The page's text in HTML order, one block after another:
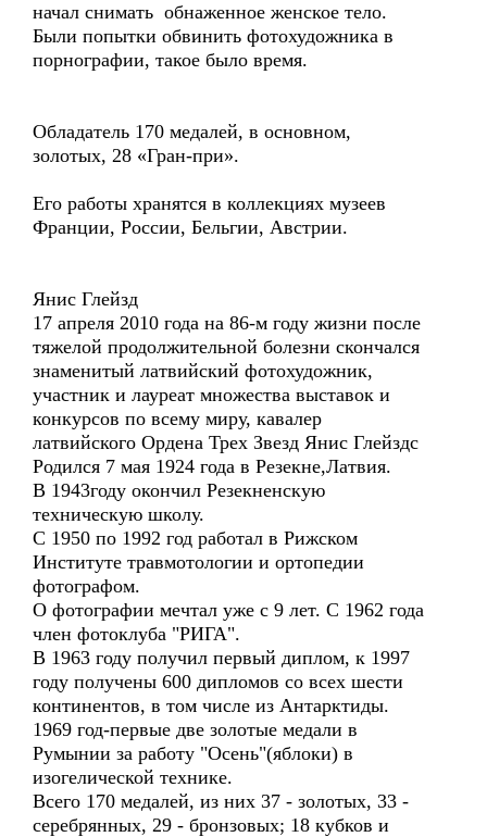
начал снимать обнаженное женское тело.
Были попытки обвинить фотохудожника в
порнографии, такое было время.
Обладатель 170 медалей, в основном,
золотых, 28 «Гран-при».
Его работы хранятся в коллекциях музеев
Франции, России, Бельгии, Австрии.
Янис Глейзд
17 апреля 2010 года на 86-м году жизни после
тяжелой продолжительной болезни скончался
знаменитый латвийский фотохудожник,
участник и лауреат множества выставок и
конкурсов по всему миру, кавалер
латвийского Ордена Трех Звезд Янис Глейздс
Родился 7 мая 1924 года в Резекне,Латвия.
В 1943году окончил Резекненскую
техническую школу.
С 1950 по 1992 год работал в Рижском
Институте травмотологии и ортопедии
фотографом.
О фотографии мечтал уже с 9 лет. С 1962 года
член фотоклуба "РИГА".
В 1963 году получил первый диплом, к 1997
году получены 600 дипломов со всех шести
континентов, в том числе из Антарктиды.
1969 год-первые две золотые медали в
Румынии за работу "Осень"(яблоки) в
изогелической технике.
Всего 170 медалей, из них 37 - золотых, 33 -
серебрянных, 29 - бронзовых; 18 кубков и